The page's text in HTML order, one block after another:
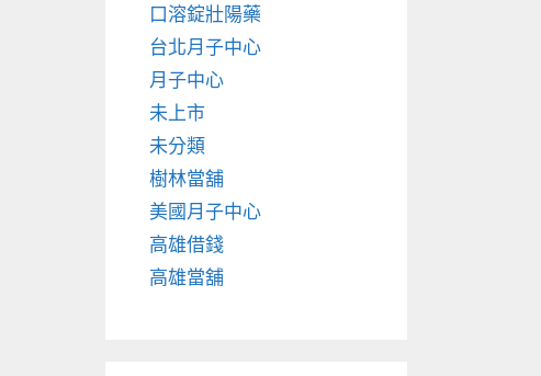
口溶錠壯陽藥
台北月子中心
月子中心
未上市
未分類
樹林當舖
美國月子中心
高雄借錢
高雄當舖